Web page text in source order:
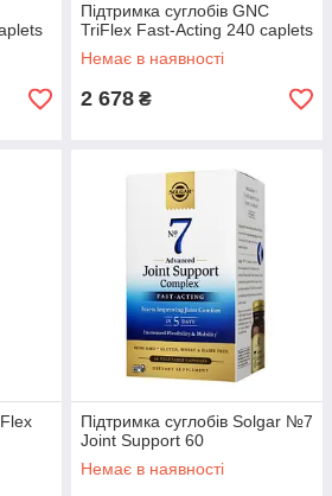
Підтримка суглобів GNC
TriFlex Fast-Acting 240 caplets
Немає в наявності
2 678 ₴
Підтримка суглобів Solgar №7
Joint Support 60
Немає в наявності